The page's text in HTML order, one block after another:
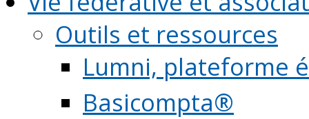
Outils et ressources
Lumni, plateforme
Basicompta®